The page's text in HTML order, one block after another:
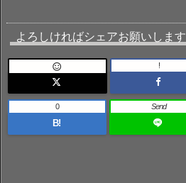
よろしければシェアお願いします
 !
B!
0 Send